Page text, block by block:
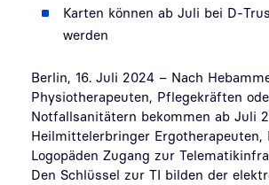
Karten können ab Juli bei D-
werden
Berlin, 16. Juli 2024 – Nach
Physiotherapeuten, Pflegekräften
Notfallsanitätern bekommen ab Juli
Heilmittelerbringer Ergotherapeuten,
Logopäden Zugang zur
Den Schlüssel zur TI bilden der